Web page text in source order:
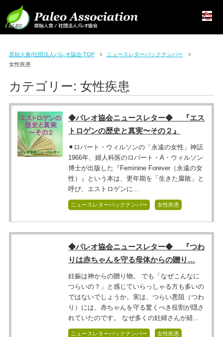
原始人食/社団法人パレオ協会 TOP
ニュースレターバックナンバー
女性疾患
カテゴリー: 女性疾患
◆パレオ協会ニュースレター◆ 『エス
トロゲンの歴史と真実〜その２』
⚫︎ロバート・ウィルソンの「永遠の女性」神話
1966年、婦人科医のロバート・A・ウィルソン
博士が出版した『Feminine Forever（永遠の女
性）』という本は、更年期を「生きた腐敗」と
呼び、エストロゲンに...
ニュースレターバックナンバー 女性疾患
◆パレオ協会ニュースレター◆ 『つわ
りは赤ちゃんを守る母体からの贈り…
妊娠は神からの贈り物。 でも「なぜこんなに
つらいの？」と感じていらっしゃる方も多いの
ではないでしょうか。実は、つらい悪阻（つわ
り）には、赤ちゃんを守る驚くべき役割が隠さ
れていたのです。 なぜ多くの妊婦さんが経...
ニュースレターバックナンバー
女性疾患